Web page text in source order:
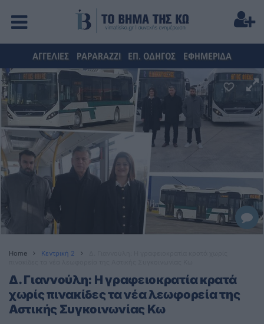
ΑΓΓΕΛΙΕΣ PAPARAZZI ΕΠ. ΟΔΗΓΟΣ ΕΦΗΜΕΡΙΔΑ
Home Κεντρική 2
Δ. Γιαννούλη: Η γραφειοκρατία κρατά
χωρίς πινακίδες τα νέα λεωφορεία της
Αστικής Συγκοινωνίας Κω